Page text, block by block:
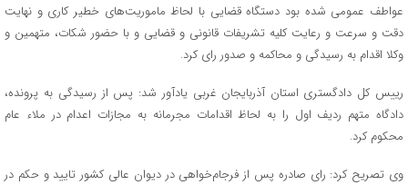
عواطف عمومی شده بود دستگاه قضایی با لحاظ ماموریت‌های خطیر کاری و نهایت
دقت و سرعت و رعایت کلیه تشریفات قانونی و قضایی و با حضور شکات، متهمین و
وکلا اقدام به رسیدگی و محاکمه و صدور رای کرد.
رییس کل دادگستری استان آذربایجان غربی یادآور شد: پس از رسیدگی به پرونده،
دادگاه متهم ردیف اول را به لحاظ اقدامات مجرمانه به مجازات اعدام در ملاء عام
محکوم کرد.
وی تصریح کرد: رای صادره پس از فرجام‌خواهی در دیوان عالی کشور تایید و حکم در